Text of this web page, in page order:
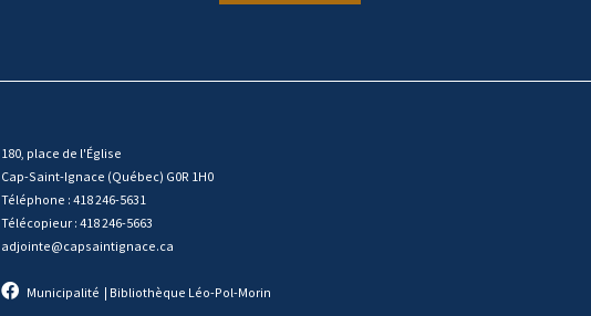
180, place de l'Église
Cap-Saint-Ignace (Québec) G0R 1H0
Téléphone : 418 246-5631
Télécopieur : 418 246-5663
adjointe@capsaintignace.ca
Municipalité | Bibliothèque Léo-Pol-Morin